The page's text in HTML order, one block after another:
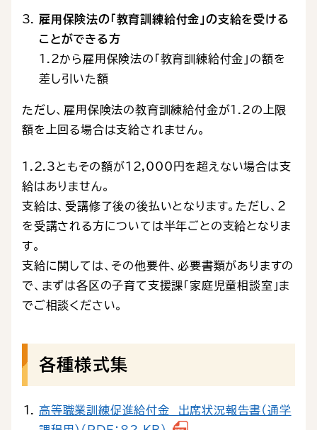
雇用保険法の「教育訓練給付金」の支給を受ける
ことができる方
1.2から雇用保険法の「教育訓練給付金」の額を
差し引いた額
ただし、雇用保険法の教育訓練給付金が1.2の上限
額を上回る場合は支給されません。
1.2.3ともその額が12,000円を超えない場合は支
給はありません。
支給は、受講修了後の後払いとなります。ただし、２
を受講される方については半年ごとの支給となりま
す。
支給に関しては、その他要件、必要書類がありますの
で、まずは各区の子育て支援課「家庭児童相談室」ま
でご相談ください。
各種様式集
高等職業訓練促進給付金 出席状況報告書（通学